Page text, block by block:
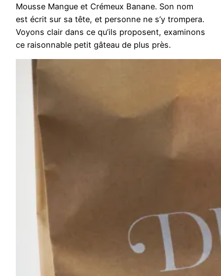
Mousse Mangue et Crémeux Banane. Son nom
est écrit sur sa tête, et personne ne s’y trompera.
Voyons clair dans ce qu’ils proposent, examinons
ce raisonnable petit gâteau de plus près.